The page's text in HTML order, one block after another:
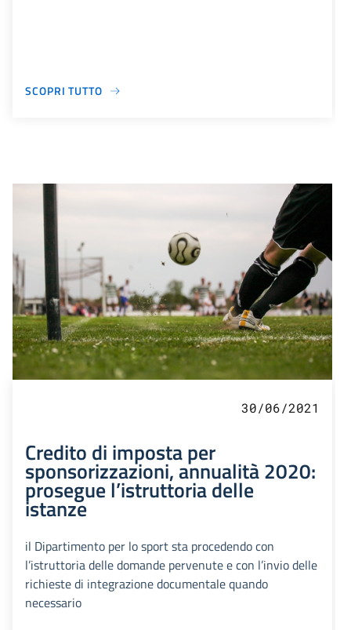
SCOPRI TUTTO
30/06/2021
Credito di imposta per
sponsorizzazioni, annualità 2020:
prosegue l’istruttoria delle
istanze
il Dipartimento per lo sport sta procedendo con
l’istruttoria delle domande pervenute e con l’invio delle
richieste di integrazione documentale quando
necessario